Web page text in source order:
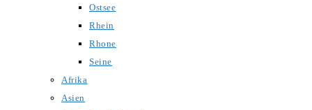
Ostsee
Rhein
Rhone
Seine
Afrika
Asien